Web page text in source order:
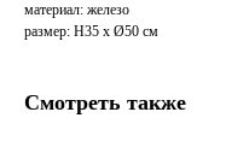
материал: железо
размер: H35 х Ø50 см
Смотреть также